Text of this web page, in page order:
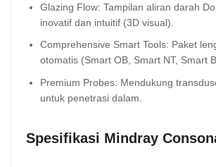
Glazing Flow: Tampilan aliran darah
inovatif dan intuitif (3D visual).
Comprehensive Smart Tools: Paket
otomatis (Smart OB, Smart NT, Smart
Premium Probes: Mendukung
untuk penetrasi dalam.
Spesifikasi Mindray